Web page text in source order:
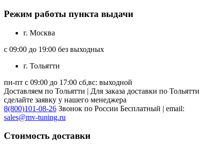
Режим работы пункта выдачи
г. Москва
с 09:00 до 19:00 без выходных
г. Тольятти
пн-пт с 09:00 до 17:00 сб,вс: выходной
Доставляем по Тольятти | Для заказа доставки по Тольятти
сделайте заявку у нашего менеджера
8(800)101-08-26 Звонок по России Бесплатный | email:
sales@mv-tuning.ru
Стоимость доставки